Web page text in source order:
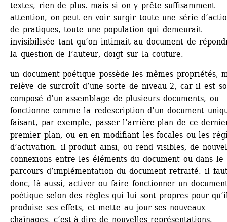
textes, rien de plus. mais si on y prête suffisamment
attention, on peut en voir surgir toute une série
de pratiques, toute une population qui demeurait
invisibilisée tant qu’on intimait au document de
la question de l’auteur, doigt sur la couture.
un document poétique possède les mêmes propriétés,
relève de surcroît d’une sorte de niveau 2, car il est
composé d’un assemblage de plusieurs documents, ou
fonctionne comme la redescription d’un document
faisant, par exemple, passer l’arrière-plan de ce
premier plan, ou en en modifiant les focales ou les
d’activation. il produit ainsi, ou rend visibles, de
connexions entre les éléments du document ou dans le
parcours d’implémentation du document retraité. il
donc, là aussi, activer ou faire fonctionner un
poétique selon des règles qui lui sont propres pour
produise ses effets, et mette au jour ses nouveaux
chaînages, c’est-à-dire de nouvelles représentations.